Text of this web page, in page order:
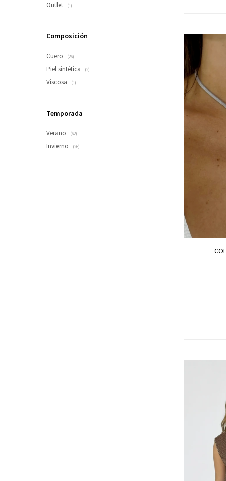
Outlet (1)
Composición
Cuero (26)
Piel sintética (2)
Viscosa (1)
Temporada
Verano (62)
Invierno (26)